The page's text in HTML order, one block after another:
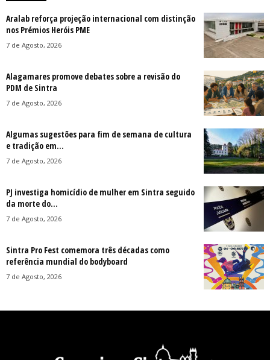
Aralab reforça projeção internacional com distinção
nos Prémios Heróis PME
7 de Agosto, 2026
Alagamares promove debates sobre a revisão do
PDM de Sintra
7 de Agosto, 2026
Algumas sugestões para fim de semana de cultura
e tradição em...
7 de Agosto, 2026
PJ investiga homicídio de mulher em Sintra seguido
da morte do...
7 de Agosto, 2026
Sintra Pro Fest comemora três décadas como
referência mundial do bodyboard
7 de Agosto, 2026